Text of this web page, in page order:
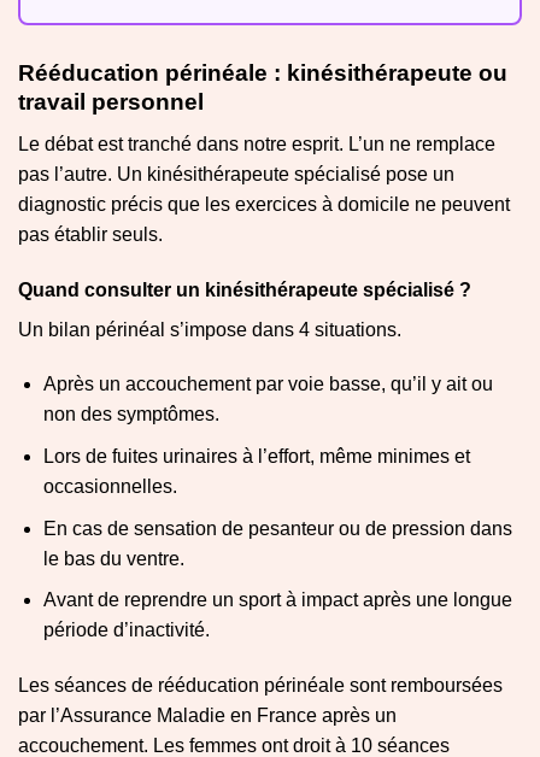
Rééducation périnéale : kinésithérapeute ou
travail personnel
Le débat est tranché dans notre esprit. L’un ne remplace
pas l’autre. Un kinésithérapeute spécialisé pose un
diagnostic précis que les exercices à domicile ne peuvent
pas établir seuls.
Quand consulter un kinésithérapeute spécialisé ?
Un bilan périnéal s’impose dans 4 situations.
Après un accouchement par voie basse, qu’il y ait ou
non des symptômes.
Lors de fuites urinaires à l’effort, même minimes et
occasionnelles.
En cas de sensation de pesanteur ou de pression dans
le bas du ventre.
Avant de reprendre un sport à impact après une longue
période d’inactivité.
Les séances de rééducation périnéale sont remboursées
par l’Assurance Maladie en France après un
accouchement. Les femmes ont droit à 10 séances